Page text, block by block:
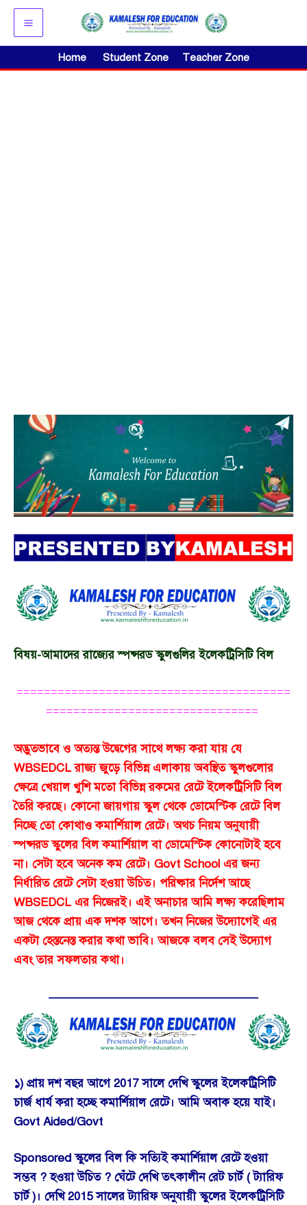
Skip
content
Home Student Zone Teacher Zone
বিষয়-আমাদের রাজ্যের স্পন্সরড স্কুলগুলির ইলেকট্রিসিটি বিল
========================================
===============================
অদ্ভুতভাবে ও অত্যন্ত উদ্বেগের সাথে লক্ষ্য করা যায় যে
WBSEDCL রাজ্য জুড়ে বিভিন্ন এলাকায় অবস্থিত স্কুলগুলোর
ক্ষেত্রে খেয়াল খুশি মতো বিভিন্ন রকমের রেটে ইলেকট্রিসিটি বিল
তৈরি করছে। কোনো জায়গায় স্কুল থেকে ডোমেস্টিক রেটে বিল
নিচ্ছে তো কোথাও কমার্শিয়াল রেটে। অথচ নিয়ম অনুযায়ী
স্পন্সরড স্কুলের বিল কমার্শিয়াল বা ডোমেস্টিক কোনোটাই হবে
না। সেটা হবে অনেক কম রেটে। Govt School এর জন্য
নির্ধারিত রেটে সেটা হওয়া উচিত। পরিষ্কার নির্দেশ আছে
WBSEDCL এর নিজেরই। এই অনাচার আমি লক্ষ্য করেছিলাম
আজ থেকে প্রায় এক দশক আগে। তখন নিজের উদ্যোগেই এর
একটা হেস্তনেস্ত করার কথা ভাবি। আজকে বলব সেই উদ্যোগ
এবং তার সফলতার কথা।
——————————————————
১) প্রায় দশ বছর আগে 2017 সালে দেখি স্কুলের ইলেকট্রিসিটি
চার্জ ধার্য করা হচ্ছে কমার্শিয়াল রেটে। আমি অবাক হয়ে যাই।
Govt Aided/Govt
Sponsored স্কুলের বিল কি সত্যিই কমার্শিয়াল রেটে হওয়া
সম্ভব ? হওয়া উচিত ? ঘেঁটে দেখি তৎকালীন রেট চার্ট ( ট্যারিফ
চার্ট )। দেখি 2015 সালের ট্যারিফ অনুযায়ী স্কুলের ইলেকট্রিসিটি